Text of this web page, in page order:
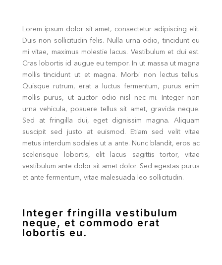
Lorem ipsum dolor sit amet, consectetur adipiscing elit.
Duis non sollicitudin felis. Nulla urna odio, tincidunt eu
mi vitae, maximus molestie lacus. Vestibulum et dui est.
Cras lobortis id augue eu tempor. In ut massa ut magna
mollis tincidunt ut et magna. Morbi non lectus tellus.
Quisque rutrum, erat a luctus fermentum, purus enim
mollis purus, ut auctor odio nisl nec mi. Integer non
urna vehicula, posuere tellus sit amet, gravida neque.
Sed at fringilla dui, eget dignissim magna. Aliquam
suscipit sed justo at euismod. Etiam sed velit vitae
metus interdum sodales ut a ante. Nunc blandit, eros ac
scelerisque lobortis, elit lacus sagittis tortor, vitae
vestibulum ante dolor sit amet dolor. Sed egestas purus
et ante fermentum, vitae malesuada leo sollicitudin.
Integer fringilla vestibulum
neque, et commodo erat
lobortis eu.